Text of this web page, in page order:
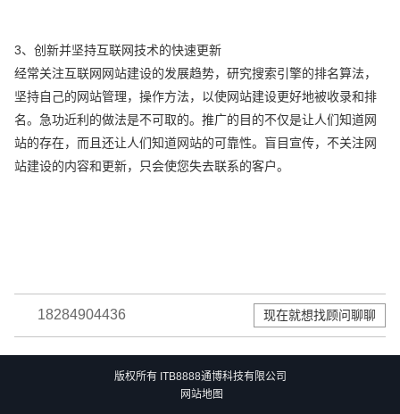
3、创新并坚持互联网技术的快速更新
经常关注互联网网站建设的发展趋势，研究搜索引擎的排名算法，
坚持自己的网站管理，操作方法，以使网站建设更好地被收录和排
名。急功近利的做法是不可取的。推广的目的不仅是让人们知道网
站的存在，而且还让人们知道网站的可靠性。盲目宣传，不关注网
站建设的内容和更新，只会使您失去联系的客户。
18284904436 现在就想找顾问聊聊
版权所有 ITB8888通博科技有限公司
网站地图